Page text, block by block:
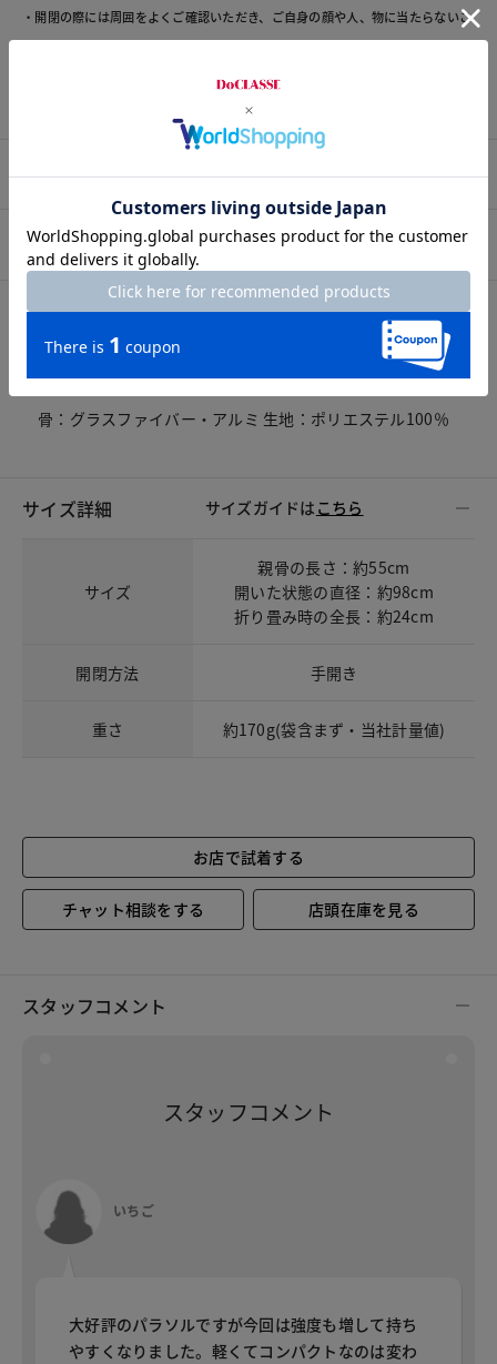
・開閉の際には周囲をよくご確認いただき、ご自身の顔や人、物に当たらないこ
・強風時には破損する恐れがありますので、使用しないでください。
プロコーデ
スタッフコーデ
素材
骨：グラスファイバー・アルミ 生地：ポリエステル100％
サイズ詳細 サイズガイドは こちら
サイズ
親骨の長さ：約55cm
開いた状態の直径：約98cm
折り畳み時の全長：約24cm
開閉方法 手開き
重さ 約170g(袋含まず・当社計量値)
お店で試着する
チャット相談をする 店頭在庫を見る
スタッフコメント
スタッフコメント
いちご
大好評のパラソルですが今回は強度も増して持ち
やすくなりました。軽くてコンパクトなのは変わ